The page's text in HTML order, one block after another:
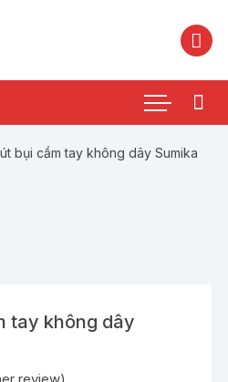
bụi cầm tay không dây Sumika
tay không dây